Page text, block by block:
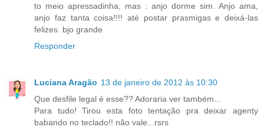
to meio apressadinha, mas : anjo dorme sim. Anjo ama,
anjo faz tanta coisa!!!! até postar prasmigas e deixá-las
felizes. bjo grande
Responder
Luciana Aragão 13 de janeiro de 2012 às 10:30
Que desfile legal é esse?? Adoraria ver também...
Para tudo! Tirou esta foto tentação pra deixar agenty
babando no teclado!! não vale...rsrs